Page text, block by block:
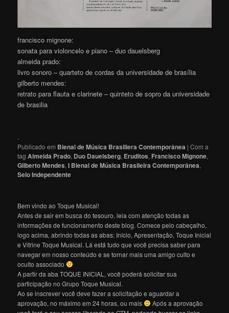
francisco mignone:
sonata para violoncelo e piano – duo dauelsberg
almeida prado:
livro sonoro – quarteto de cordas da universidade de brasília
gilberto mendes:
retrato para flauta e clarinete – quinteto de sopro da universidade
de brasilia
.
Publicado em Bienal de Música Brasiliera Contemporânea |Com a
tagAlmeida Prado, Duo Dauelsberg, Eruditos, Francisco Mignone,
Gilberto Mendes,I Bienal de Música Brasileira Contemporânea,
Selo Independente
Bem vindo ao Toque Musical!
Antes de sair em busca do tesouro, leia com atenção todas as
informações de funcionamento deste blog. Comece pelo cabeçalho,
logo acima, abrindo todas as abas: Início, Apresentação, Toque Inicial
e Vitrine Toque Musical. Lá está tudo que você precisa saber para
navegar em nosso conteúdo e se tornar mais uma amigo culto e
oculto associado
A partir da aba TOQUE INICIAL, você poderá solicitar sua
participação no Grupo Toque Musical.
Ao se inscrever você deve fazer a solicitação e aguardar a
aprovação, no máximo em 24 horas, ou mais
Após a aprovação